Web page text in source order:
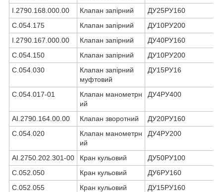
І.2790.168.000.00
Клапан запірний
ДУ25РУ160
С.054.175
Клапан запірний
ДУ10РУ200
І.2790.167.000.00
Клапан запірний
ДУ40РУ160
С.054.150
Клапан запірний
ДУ10РУ200
С.054.030
Клапан запірний
муфтовий
ДУ15РУ16
С.054.017-01
Клапан манометрн
ий
ДУ4РУ400
АІ.2790.164.00.00 Клапан зворотний
ДУ20РУ160
С.054.020
Клапан манометрн
ий
ДУ4РУ200
АІ.2750.202.301-00 Кран кульовий
ДУ50РУ100
С.052.050
Кран кульовий
ДУ6РУ160
С.052.055
Кран кульовий
ДУ15РУ160